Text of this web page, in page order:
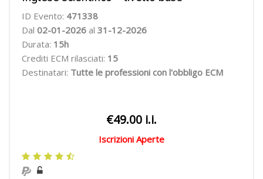
ID Evento: 471338
Dal 02-01-2026 al 31-12-2026
Durata: 15h
Crediti ECM rilasciati: 15
Destinatari: Tutte le professioni con l'obbligo ECM
€49.00 i.i.
Iscrizioni Aperte